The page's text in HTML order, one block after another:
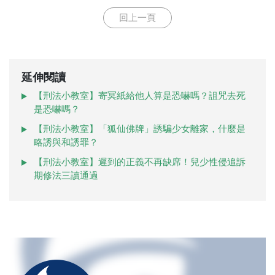
回上一頁
延伸閱讀
【刑法小教室】寄冥紙給他人算是恐嚇嗎？詛咒去死
是恐嚇嗎？
【刑法小教室】「狐仙佛牌」誘騙少女離家，什麼是
略誘與和誘罪？
【刑法小教室】遲到的正義不再缺席！兒少性侵追訴
期修法三讀通過